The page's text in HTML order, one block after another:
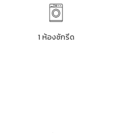
1 ห้องซักรีด